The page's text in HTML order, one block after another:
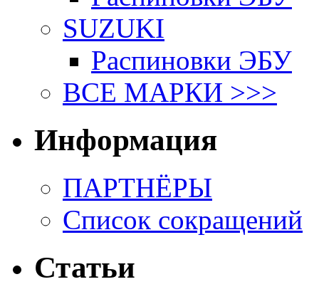
SUZUKI
Распиновки ЭБУ
ВСЕ МАРКИ >>>
Информация
ПАРТНЁРЫ
Список сокращений
Статьи